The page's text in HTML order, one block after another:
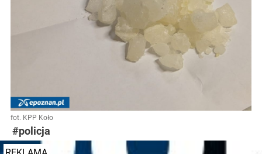
fot. KPP Koło
#policja